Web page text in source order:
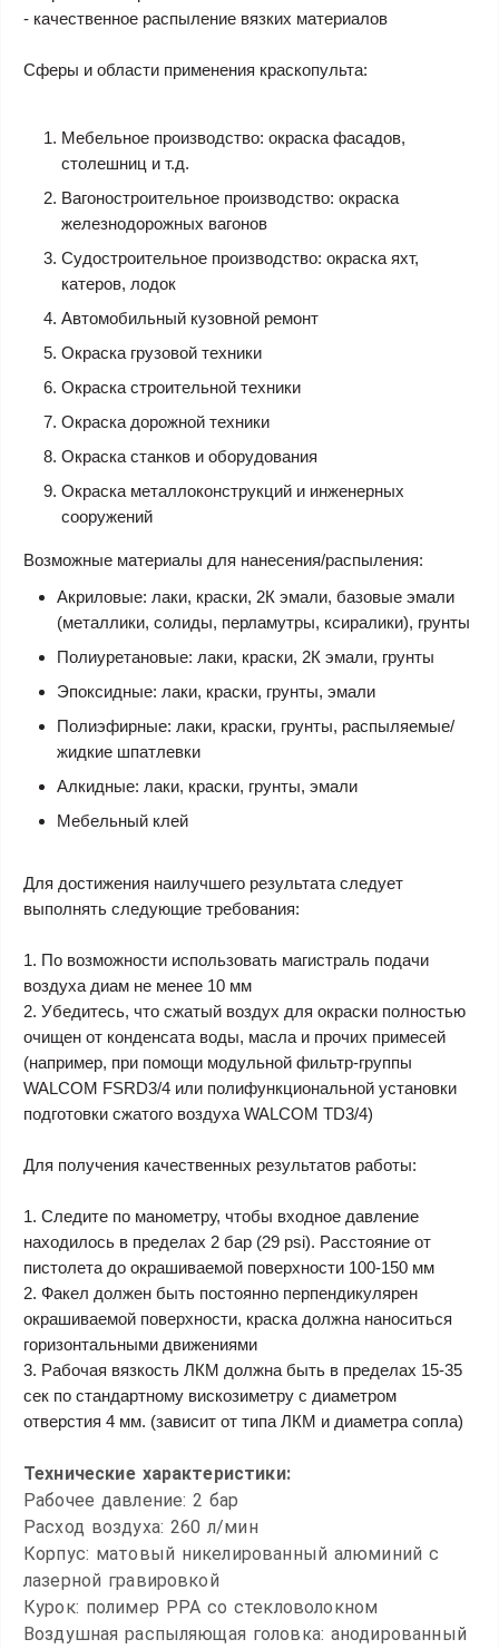
- качественное распыление вязких материалов
Сферы и области применения краскопульта:
Мебельное производство: окраска фасадов,
столешниц и т.д.
Вагоностроительное производство: окраска
железнодорожных вагонов
Судостроительное производство: окраска яхт,
катеров, лодок
Автомобильный кузовной ремонт
Окраска грузовой техники
Окраска строительной техники
Окраска дорожной техники
Окраска станков и оборудования
Окраска металлоконструкций и инженерных
сооружений
Возможные материалы для нанесения/распыления:
Акриловые: лаки, краски, 2К эмали, базовые эмали
(металлики, солиды, перламутры, ксиралики), грунты
Полиуретановые: лаки, краски, 2К эмали, грунты
Эпоксидные: лаки, краски, грунты, эмали
Полиэфирные: лаки, краски, грунты, распыляемые/
жидкие шпатлевки
Алкидные: лаки, краски, грунты, эмали
Мебельный клей
Для достижения наилучшего результата следует
выполнять следующие требования:
1. По возможности использовать магистраль подачи
воздуха диам не менее 10 мм
2. Убедитесь, что сжатый воздух для окраски полностью
очищен от конденсата воды, масла и прочих примесей
(например, при помощи модульной фильтр-группы
WALCOM FSRD3/4 или полифункциональной установки
подготовки сжатого воздуха WALCOM TD3/4)
Для получения качественных результатов работы:
1. Следите по манометру, чтобы входное давление
находилось в пределах 2 бар (29 psi). Расстояние от
пистолета до окрашиваемой поверхности 100-150 мм
2. Факел должен быть постоянно перпендикулярен
окрашиваемой поверхности, краска должна наноситься
горизонтальными движениями
3. Рабочая вязкость ЛКМ должна быть в пределах 15-35
сек по стандартному вискозиметру с диаметром
отверстия 4 мм. (зависит от типа ЛКМ и диаметра сопла)
Технические характеристики:
Рабочее давление: 2 бар
Расход воздуха: 260 л/мин
Корпус: матовый никелированный алюминий с
лазерной гравировкой
Курок: полимер PPA со стекловолокном
Воздушная распыляющая головка: анодированный